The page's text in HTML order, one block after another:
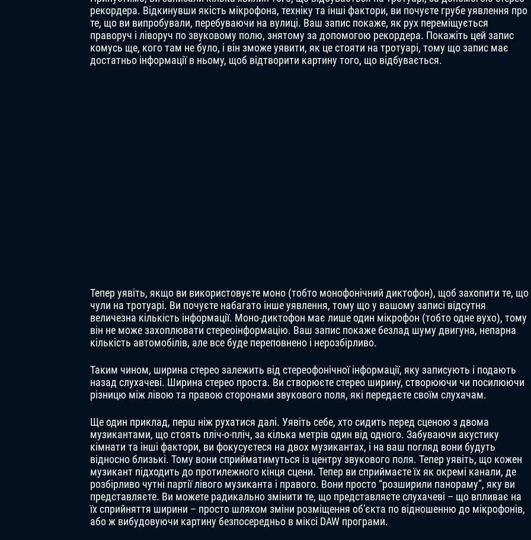
рекордера. Відкинувши якість мікрофона, техніку та інші фактори, ви почуєте грубе уявлення про
те, що ви випробували, перебуваючи на вулиці. Ваш запис покаже, як рух переміщується
праворуч і ліворуч по звуковому полю, знятому за допомогою рекордера. Покажіть цей запис
комусь ще, кого там не було, і він зможе уявити, як це стояти на тротуарі, тому що запис має
достатньо інформації в ньому, щоб відтворити картину того, що відбувається.
Тепер уявіть, якщо ви використовуєте моно (тобто монофонічний диктофон), щоб захопити те, що
чули на тротуарі. Ви почуєте набагато інше уявлення, тому що у вашому записі відсутня
величезна кількість інформації. Моно-диктофон має лише один мікрофон (тобто одне вухо), тому
він не може захоплювати стереоінформацію. Ваш запис покаже безлад шуму двигуна, непарна
кількість автомобілів, але все буде переповнено і нерозбірливо.
Таким чином, ширина стерео залежить від стереофонічної інформації, яку записують і подають
назад слухачеві. Ширина стерео проста. Ви створюєте стерео ширину, створюючи чи посилюючи
різницю між лівою та правою сторонами звукового поля, які передаєте своїм слухачам.
Ще один приклад, перш ніж рухатися далі. Уявіть себе, хто сидить перед сценою з двома
музикантами, що стоять пліч-о-пліч, за кілька метрів один від одного. Забуваючи акустику
кімнати та інші фактори, ви фокусуєтеся на двох музикантах, і на ваш погляд вони будуть
відносно близькі. Тому вони сприйматимуться із центру звукового поля. Тепер уявіть, що кожен
музикант підходить до протилежного кінця сцени. Тепер ви сприймаєте їх як окремі канали, де
розбірливо чутні партії лівого музиканта і правого. Вони просто “розширили панораму”, яку ви
представляєте. Ви можете радикально змінити те, що представляєте слухачеві – що впливає на
їх сприйняття ширини – просто шляхом зміни розміщення об’єкта по відношенню до мікрофонів,
або ж вибудовуючи картину безпосередньо в міксі DAW програми.